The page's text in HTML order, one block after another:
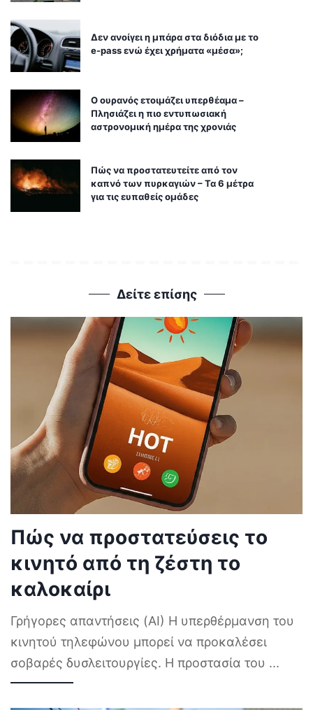
Δεν ανοίγει η μπάρα στα διόδια με το
e-pass ενώ έχει χρήματα «μέσα»;
Ο ουρανός ετοιμάζει υπερθέαμα –
Πλησιάζει η πιο εντυπωσιακή
αστρονομική ημέρα της χρονιάς
Πώς να προστατευτείτε από τον
καπνό των πυρκαγιών – Τα 6 μέτρα
για τις ευπαθείς ομάδες
Δείτε επίσης
Πώς να προστατεύσεις το
κινητό από τη ζέστη το
καλοκαίρι
Γρήγορες απαντήσεις (AI) Η υπερθέρμανση του
κινητού τηλεφώνου μπορεί να προκαλέσει
σοβαρές δυσλειτουργίες. Η προστασία του ...